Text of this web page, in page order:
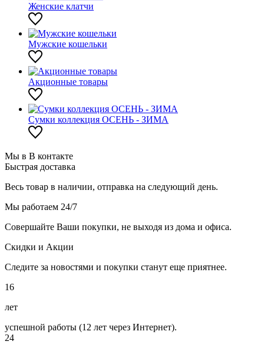
Женские клатчи
Мужские кошельки
Акционные товары
Сумки коллекция ОСЕНЬ - ЗИМА
Мы в В контакте
Быстрая доставка
Весь товар в наличии, отправка на следующий день.
Мы работаем 24/7
Совершайте Ваши покупки, не выходя из дома и офиса.
Скидки и Акции
Следите за новостями и покупки станут еще приятнее.
16
лет
успешной работы (12 лет через Интернет).
24